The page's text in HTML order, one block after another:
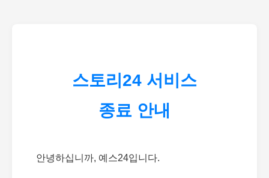
스토리24 서비스
종료 안내
안녕하십니까, 예스24입니다.